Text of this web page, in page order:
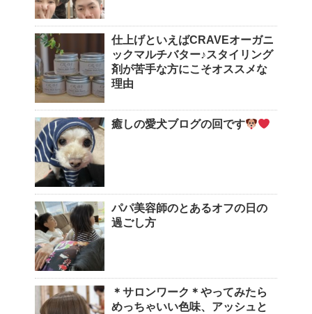
仕上げといえばCRAVEオーガニ
ックマルチバター♪スタイリング
剤が苦手な方にこそオススメな
理由
癒しの愛犬ブログの回です
パパ美容師のとあるオフの日の
過ごし方
＊サロンワーク＊やってみたら
めっちゃいい色味、アッシュと